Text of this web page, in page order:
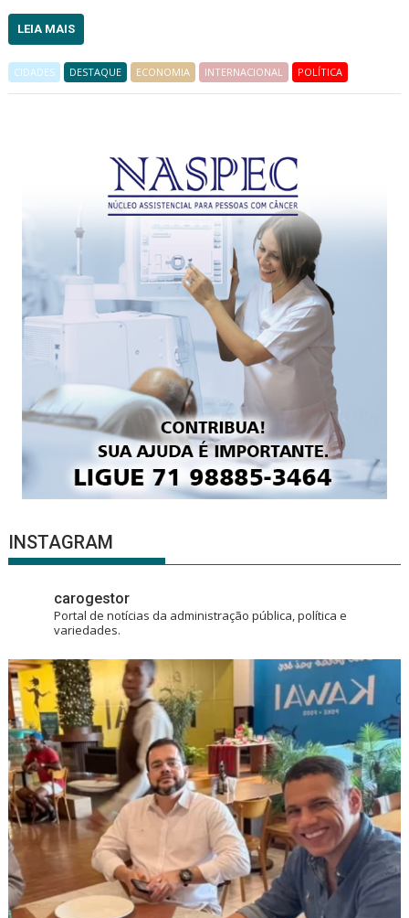
LEIA MAIS
CIDADES DESTAQUE ECONOMIA INTERNACIONAL POLÍTICA
INSTAGRAM
carogestor
Portal de notícias da administração pública, política e
variedades.